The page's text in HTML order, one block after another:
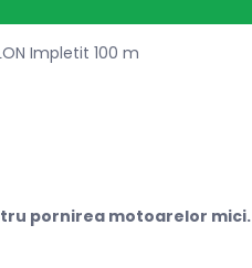
Impletit 100 m
pornirea motoarelor mici.